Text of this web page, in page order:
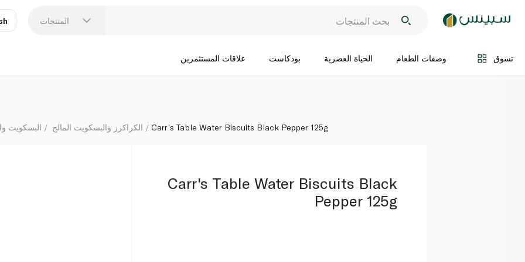
المنتجات
تسوق وصفات الطعام الحياة العصرية بودكاست علاقات المستثمرين
اضف الى السلة
البسكويت الكراكرز والبسكويت المالح Carr's Table Water Biscuits Black Pepper 125g
Carr's Table Water Biscuits Black
Pepper 125g